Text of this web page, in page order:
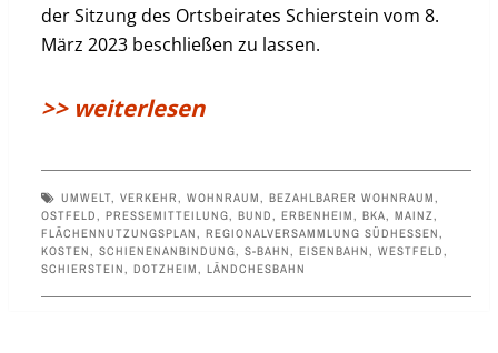
der Sitzung des Ortsbeirates Schierstein vom 8.
März 2023 beschließen zu lassen.
>> weiterlesen
UMWELT, VERKEHR, WOHNRAUM, BEZAHLBARER WOHNRAUM,
OSTFELD, PRESSEMITTEILUNG, BUND, ERBENHEIM, BKA, MAINZ,
FLÄCHENNUTZUNGSPLAN, REGIONALVERSAMMLUNG SÜDHESSEN,
KOSTEN, SCHIENENANBINDUNG, S-BAHN, EISENBAHN, WESTFELD,
SCHIERSTEIN, DOTZHEIM, LÄNDCHESBAHN